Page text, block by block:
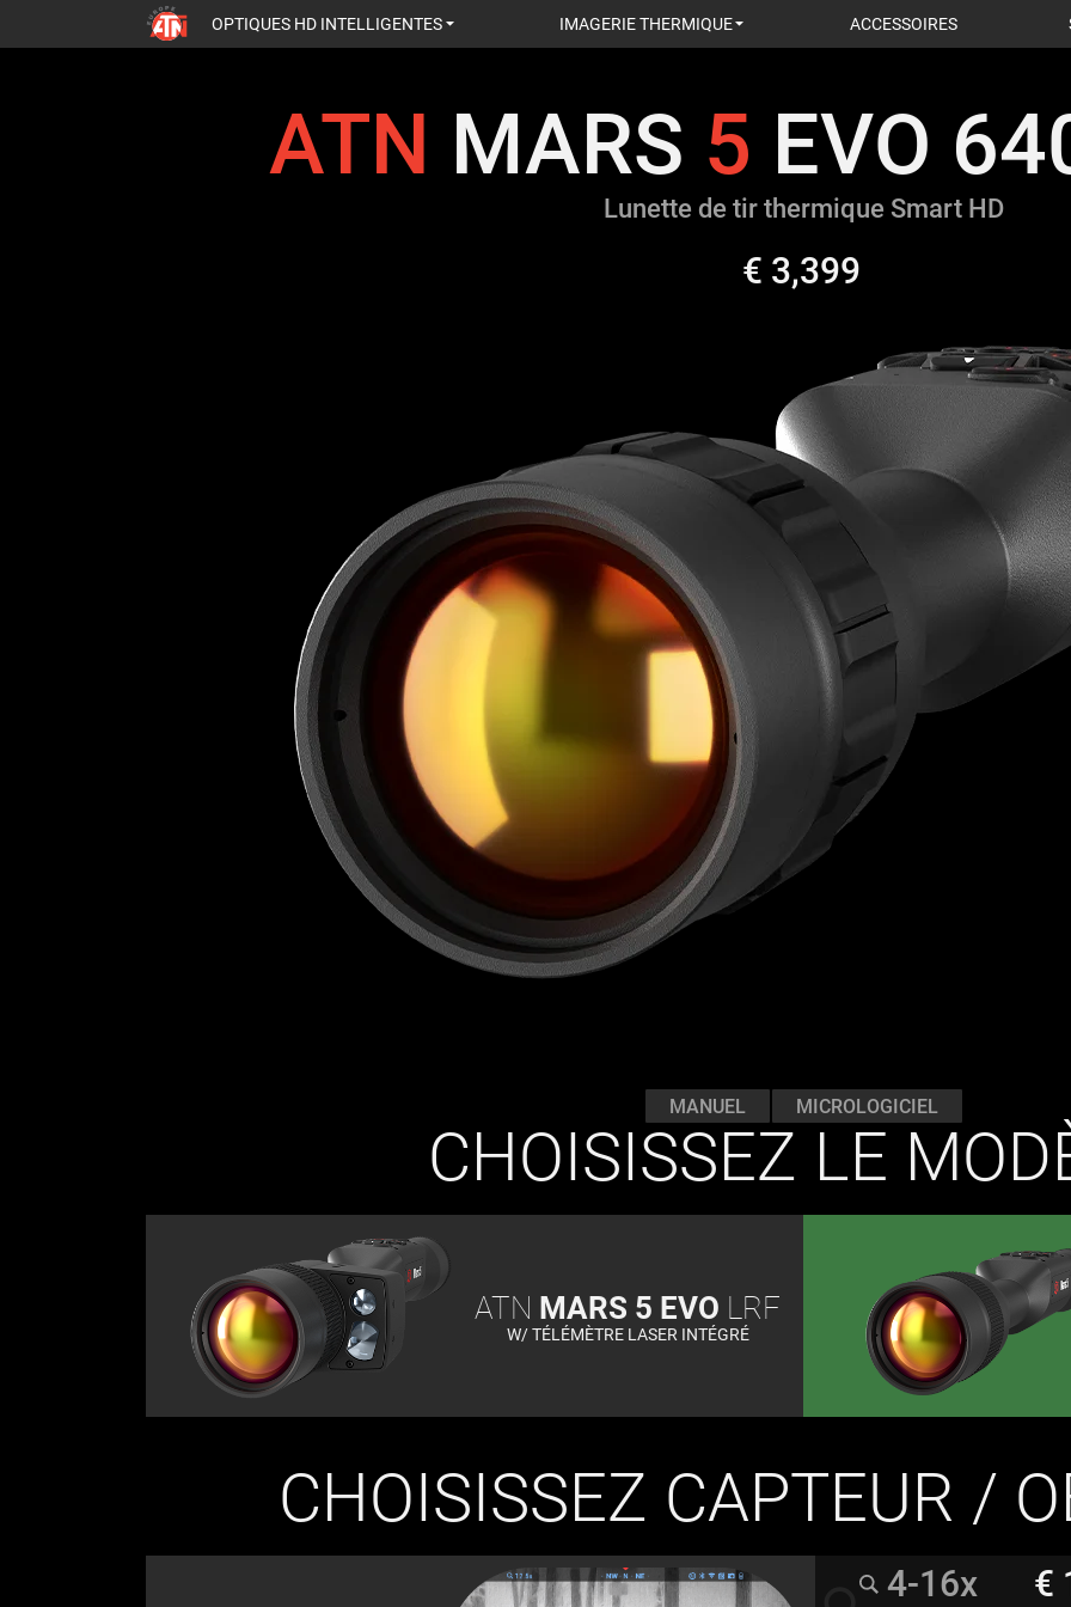
OPTIQUES HD INTELLIGENTES IMAGERIE THERMIQUE ACCESSOIRES
ATN MARS 5 EVO
Lunette de tir thermique Smart HD
€ 3,399
MANUEL MICROLOGICIEL
CHOISISSEZ LE
ATN MARS 5 EVO LRF
W/ TÉLÉMÈTRE LASER INTÉGRÉ
CHOISISSEZ CAPTEUR /
4-16x €